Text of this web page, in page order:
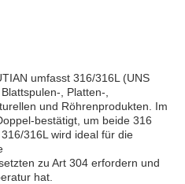
umfasst 316/316L (UNS
, Platten-,
und Röhrenprodukten. Im
bestätigt, um beide 316
316L wird ideal für die
zu Art 304 erfordern und
hat.